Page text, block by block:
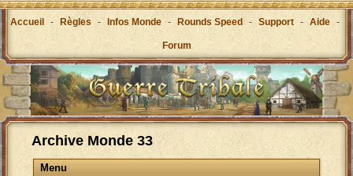
Accueil - Règles - Infos Monde - Rounds Speed - Support - Aide -
Forum
Archive Monde 33
Menu